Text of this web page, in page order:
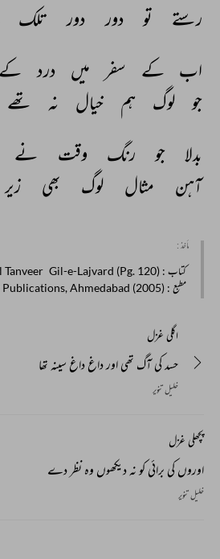
رستے
تو دور دور تلک
اب
کے سفر میں درد کے
جو
لوگ ہم خیال نہ تھے
بدلا
جو رنگ وقت نے
آہن
مثال لوگ بھی زیر
مأخذ :
کتاب : Gil-e-Lajvard (Pg. 120)
Tanveer
مطبع : Al-asr Publications, Ahmedabad (2005)
اگلی غزل
حسد کی آگ تھی اور داغ داغ سینہ تھا
خلیل تنویر
پچھلی غزل
اوروں کی برائی کو نہ دیکھوں وہ نظر دے
خلیل تنویر